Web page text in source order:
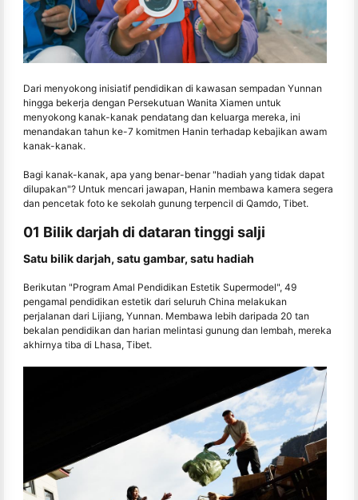
Dari menyokong inisiatif pendidikan di kawasan sempadan Yunnan
hingga bekerja dengan Persekutuan Wanita Xiamen untuk
menyokong kanak-kanak pendatang dan keluarga mereka, ini
menandakan tahun ke-7 komitmen Hanin terhadap kebajikan awam
kanak-kanak.
Bagi kanak-kanak, apa yang benar-benar "hadiah yang tidak dapat
dilupakan"? Untuk mencari jawapan, Hanin membawa kamera segera
dan pencetak foto ke sekolah gunung terpencil di Qamdo, Tibet.
01 Bilik darjah di dataran tinggi salji
Satu bilik darjah, satu gambar, satu hadiah
Berikutan "Program Amal Pendidikan Estetik Supermodel", 49
pengamal pendidikan estetik dari seluruh China melakukan
perjalanan dari Lijiang, Yunnan. Membawa lebih daripada 20 tan
bekalan pendidikan dan harian melintasi gunung dan lembah, mereka
akhirnya tiba di Lhasa, Tibet.